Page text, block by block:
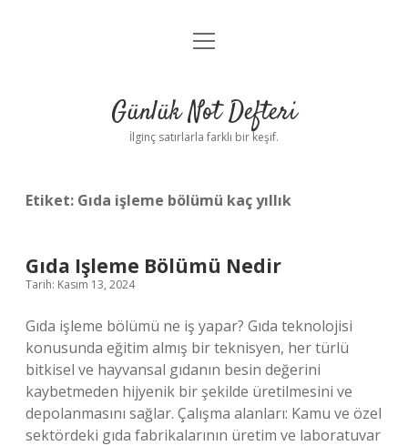
Anasayfa
Yasal Uyarı
menüyü
Günlük Not Defteri
İlginç satırlarla farklı bir keşif.
Etiket: Gıda işleme bölümü kaç yıllık
Gıda Işleme Bölümü Nedir
Tarih: Kasım 13, 2024
Gıda işleme bölümü ne iş yapar? Gıda teknolojisi
konusunda eğitim almış bir teknisyen, her türlü
bitkisel ve hayvansal gıdanın besin değerini
kaybetmeden hijyenik bir şekilde üretilmesini ve
depolanmasını sağlar. Çalışma alanları: Kamu ve özel
sektördeki gıda fabrikalarının üretim ve laboratuvar